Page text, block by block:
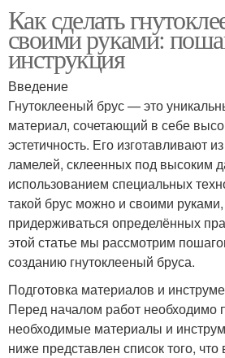
Как сделать
своими руками:
инструкция
Введение
Гнутоклееный брус — это
материал, сочетающий в себе
эстетичность. Его изготавливают
ламелей, склеенных под высоким
использованием специальных
такой брус можно и своими
придерживаться определённых
этой статье мы рассмотрим
созданию гнутоклееный бруса.
Подготовка материалов и
Перед началом работ необходимо
необходимые материалы и
ниже представлен список того,